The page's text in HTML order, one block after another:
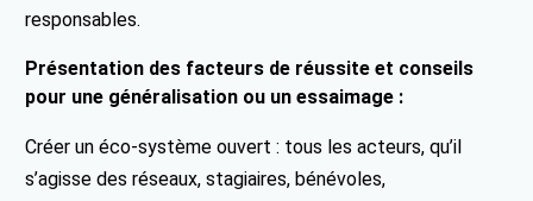
responsables.
Présentation des facteurs de réussite et conseils
pour une généralisation ou un essaimage :
Créer un éco-système ouvert : tous les acteurs, qu’il
s’agisse des réseaux, stagiaires, bénévoles,